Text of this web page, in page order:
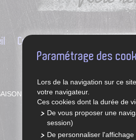
Concept
Paramétrage des
Lors de la navigation sur ce
votre navigateur.
Ces cookies dont la durée de
De vous proposer une
session)
De personnaliser